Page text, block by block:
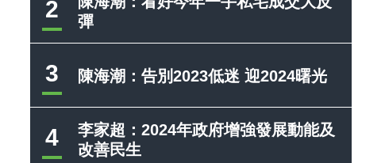
2
彈
3 陳海潮：告別2023低迷 迎2024曙光
4
李家超：2024年政府增強發展動能及
改善民生